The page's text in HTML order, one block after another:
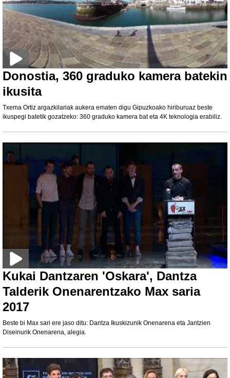
Donostia, 360 graduko kamera batekin
ikusita
Txema Ortiz argazkilariak aukera ematen digu Gipuzkoako hiriburuaz beste
ikuspegi batetik gozatzeko: 360 graduko kamera bat eta 4K teknologia erabiliz.
Kukai Dantzaren 'Oskara', Dantza
Talderik Onenarentzako Max saria
2017
Beste bi Max sari ere jaso ditu: Dantza Ikuskizunik Onenarena eta Jantzien
Diseinurik Onenarena, alegia.